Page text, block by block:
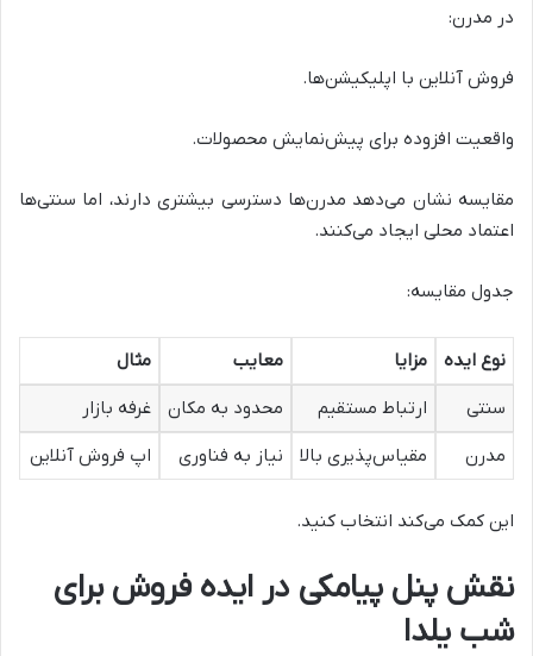
در مدرن:
فروش آنلاین با اپلیکیشن‌ها.
واقعیت افزوده برای پیش‌نمایش محصولات.
مقایسه نشان می‌دهد مدرن‌ها دسترسی بیشتری دارند، اما سنتی‌ها
اعتماد محلی ایجاد می‌کنند.
جدول مقایسه:
نوع ایده مزایا معایب
مثال
سنتی
ارتباط مستقیم محدود به مکان
غرفه بازار
مدرن
مقیاس‌پذیری بالا نیاز به فناوری اپ فروش آنلاین
این کمک می‌کند انتخاب کنید.
نقش پنل پیامکی در ایده فروش برای
شب یلدا